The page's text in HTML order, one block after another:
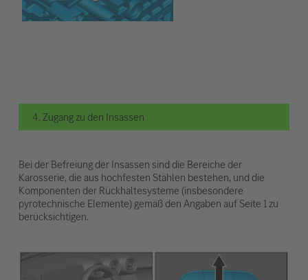
4. Zugang zu den Insassen
Bei der Befreiung der Insassen sind die Bereiche der
Karosserie, die aus hochfesten Stählen bestehen, und die
Komponenten der Rückhaltesysteme (insbesondere
pyrotechnische Elemente) gemäß den Angaben auf Seite 1 zu
berücksichtigen.